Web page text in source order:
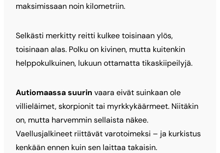
maksimissaan noin kilometriin.
Selkästi merkitty reitti kulkee toisinaan ylös,
toisinaan alas. Polku on kivinen, mutta kuitenkin
helppokulkuinen, lukuun ottamatta tikaskiipeilyjä.
Autiomaassa suurin vaara eivät suinkaan ole
villieläimet, skorpionit tai myrkkykäärmeet. Niitäkin
on, mutta harvemmin sellaista näkee.
Vaellusjalkineet riittävät varotoimeksi – ja kurkistus
kenkään ennen kuin sen laittaa takaisin.